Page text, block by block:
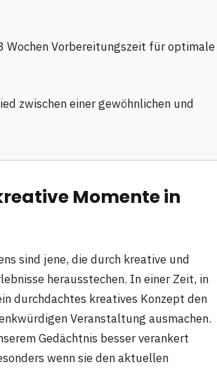
Wochen Vorbereitungszeit für optimale
zwischen einer gewöhnlichen und
Momente in
sind jene, die durch kreative und
herausstechen. In einer Zeit, in
durchdachtes kreatives Konzept den
Veranstaltung ausmachen.
Gedächtnis besser verankert
wenn sie den aktuellen